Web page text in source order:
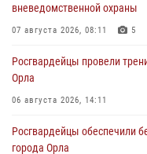
вневедомственной охраны
07 августа 2026, 08:11 5
Росгвардейцы провели
Орла
06 августа 2026, 14:11
Росгвардейцы обеспечили
города Орла